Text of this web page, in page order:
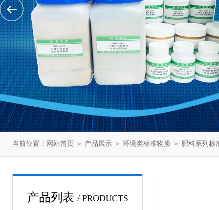
当前位置： 网站首页 ＞ 产品展示 ＞ 环境类标准物质 ＞ 肥料系列标
产品列表 / PRODUCTS